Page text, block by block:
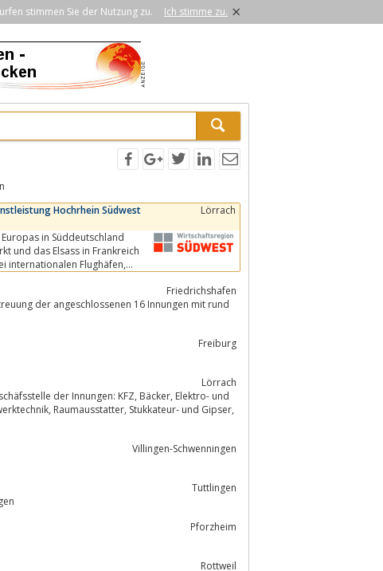
stimmen Sie der Nutzung zu. Ich stimme zu. ×
Hochrhein Südwest
Lörrach
in Süddeutschland
und das Elsass in Frankreich
Friedrichshafen
der angeschlossenen 16 Innungen mit rund
Freiburg
Lörrach
KFZ, Bäcker, Elektro- und
Villingen-Schwenningen
Tuttlingen
Pforzheim
Rottweil